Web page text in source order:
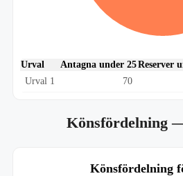
Urval Antagna under 25Reserver
Urval 1
70
Könsfördelning
Könsfördelning